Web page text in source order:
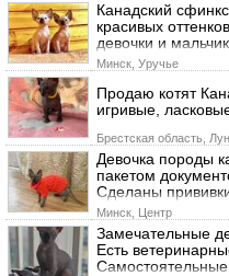
Канадский
красивых
девочки и
Минск, Уручье
Продаю котят
игривые,
Брестская область,
Девочка породы
пакетом
Сделаны
Минск, Центр
Замечательные
Есть